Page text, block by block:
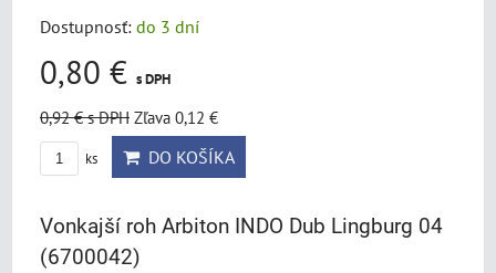
Dostupnosť: do 3 dní
0,80 € s DPH
0,92 €s DPH Zľava 0,12 €
ks DO KOŠÍKA
Vonkajší roh Arbiton INDO Dub Lingburg 04
(6700042)